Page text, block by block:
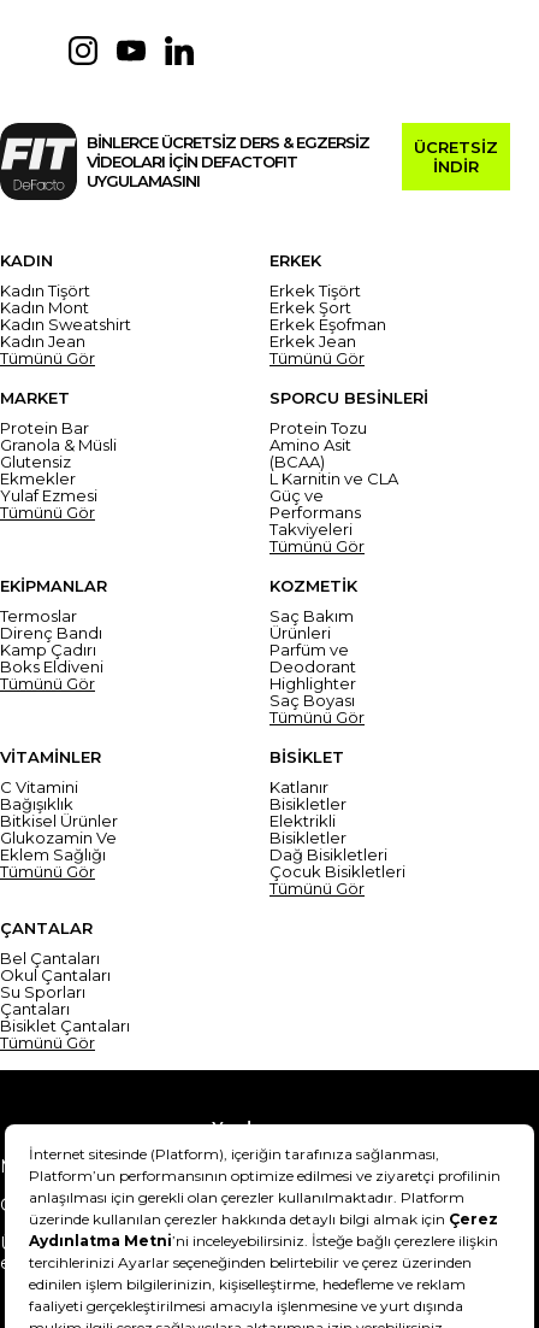
BİNLERCE ÜCRETSİZ DERS & EGZERSİZ
VİDEOLARI İÇİN DEFACTOFIT
UYGULAMASINI
ÜCRETSİZ
İNDİR
KADIN
Kadın Tişört
Kadın Mont
Kadın Sweatshirt
Kadın Jean
Tümünü Gör
ERKEK
Erkek Tişört
Erkek Şort
Erkek Eşofman
Erkek Jean
Tümünü Gör
MARKET
Protein Bar
Granola & Müsli
Glutensiz
Ekmekler
Yulaf Ezmesi
Tümünü Gör
SPORCU BESİNLERİ
Protein Tozu
Amino Asit
(BCAA)
L Karnitin ve CLA
Güç ve
Performans
Takviyeleri
Tümünü Gör
EKİPMANLAR
Termoslar
Direnç Bandı
Kamp Çadırı
Boks Eldiveni
Tümünü Gör
KOZMETİK
Saç Bakım
Ürünleri
Parfüm ve
Deodorant
Highlighter
Saç Boyası
Tümünü Gör
VİTAMİNLER
C Vitamini
Bağışıklık
Bitkisel Ürünler
Glukozamin Ve
Eklem Sağlığı
Tümünü Gör
BİSİKLET
Katlanır
Bisikletler
Elektrikli
Bisikletler
Dağ Bisikletleri
Çocuk Bisikletleri
Tümünü Gör
ÇANTALAR
Bel Çantaları
Okul Çantaları
Su Sporları
Çantaları
Bisiklet Çantaları
Tümünü Gör
Yardım
Mesafeli Satış Sözleşmesi
Teslimat Bilgisi
Gizlilik Sözleşmesi
Şartlar & Koşullar
Ürünümü nasıl iade
edebilirim?
Hakkımızda